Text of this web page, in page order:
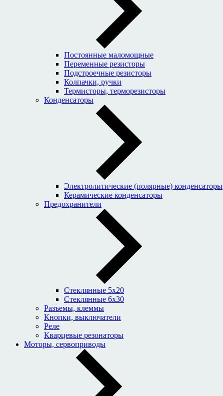
Постоянные маломощные
Переменные резисторы
Подстроечные резисторы
Колпачки, ручки
Термисторы, терморезисторы
Конденсаторы
Электролитические (полярные) конденсаторы
Керамические конденсаторы
Предохранители
Стеклянные 5x20
Стеклянные 6x30
Разъемы, клеммы
Кнопки, выключатели
Реле
Кварцевые резонаторы
Моторы, сервоприводы